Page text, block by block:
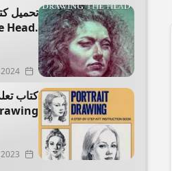
تحميل
.PDF. Drawing The Head
كتاب